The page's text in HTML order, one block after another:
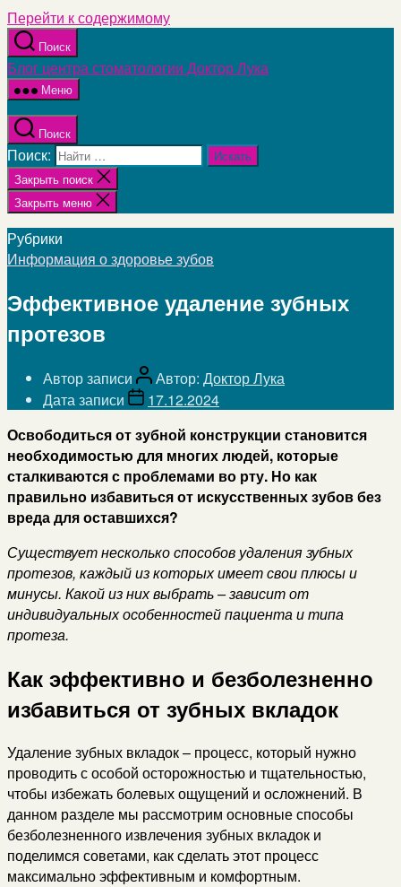
Перейти к содержимому
Поиск
Блог центра стоматологии Доктор Лука
Меню
Поиск
Поиск:
Закрыть поиск
Закрыть меню
Рубрики
Информация о здоровье зубов
Эффективное удаление зубных
протезов
Автор записи Автор: Доктор Лука
Дата записи
17.12.2024
Освободиться от зубной конструкции становится
необходимостью для многих людей, которые
сталкиваются с проблемами во рту. Но как
правильно избавиться от искусственных зубов без
вреда для оставшихся?
Существует несколько способов удаления зубных
протезов, каждый из которых имеет свои плюсы и
минусы. Какой из них выбрать – зависит от
индивидуальных особенностей пациента и типа
протеза.
Как эффективно и безболезненно
избавиться от зубных вкладок
Удаление зубных вкладок – процесс, который нужно
проводить с особой осторожностью и тщательностью,
чтобы избежать болевых ощущений и осложнений. В
данном разделе мы рассмотрим основные способы
безболезненного извлечения зубных вкладок и
поделимся советами, как сделать этот процесс
максимально эффективным и комфортным.